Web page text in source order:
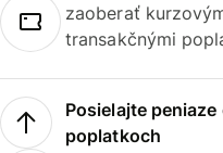
zaoberať
transakčnými
Posielajte
poplatkoch